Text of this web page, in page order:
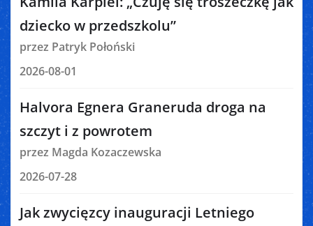
dziecko w przedszkolu”
przez Patryk Połoński
2026-08-01
Halvora Egnera Graneruda droga na
szczyt i z powrotem
przez Magda Kozaczewska
2026-07-28
Jak zwycięzcy inauguracji Letniego